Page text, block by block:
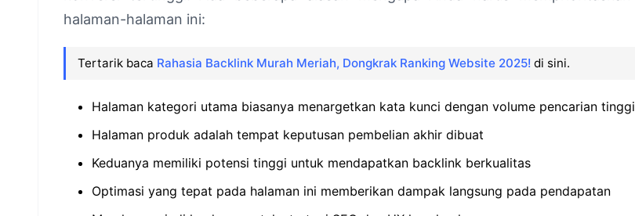
halaman-halaman ini:
Tertarik baca Rahasia Backlink Murah Meriah, Dongkrak Ranking Website 2025! di sini.
Halaman kategori utama biasanya menargetkan kata kunci dengan volume pencarian tinggi
Halaman produk adalah tempat keputusan pembelian akhir dibuat
Keduanya memiliki potensi tinggi untuk mendapatkan backlink berkualitas
Optimasi yang tepat pada halaman ini memberikan dampak langsung pada pendapatan